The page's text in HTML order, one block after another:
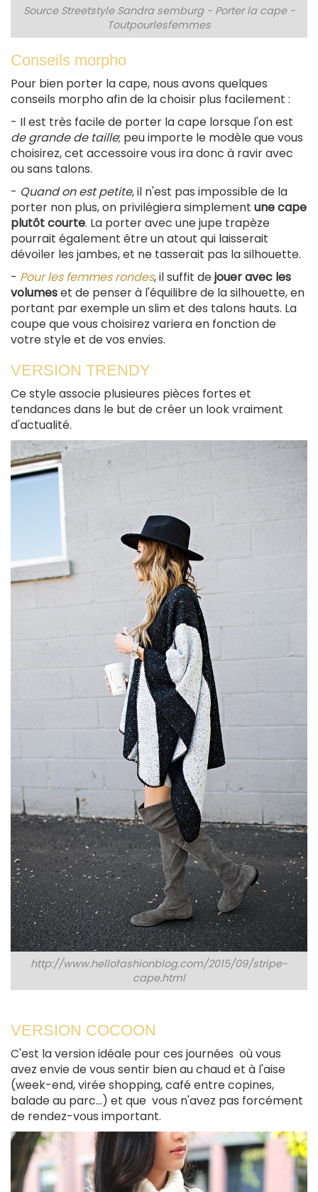
Source Streetstyle Sandra semburg - Porter la cape -
Toutpourlesfemmes
Conseils morpho
Pour bien porter la cape, nous avons quelques
conseils morpho afin de la choisir plus facilement :
- Il est très facile de porter la cape lorsque l'on est
de grande de taille; peu importe le modèle que vous
choisirez, cet accessoire vous ira donc à ravir avec
ou sans talons.
- Quand on est petite, il n'est pas impossible de la
porter non plus, on privilégiera simplement une cape
plutôt courte. La porter avec une jupe trapèze
pourrait également être un atout qui laisserait
dévoiler les jambes, et ne tasserait pas la silhouette.
- Pour les femmes rondes, il suffit dejouer avec les
volumeset de penser à l'équilibre de la silhouette, en
portant par exemple un slim et des talons hauts. La
coupe que vous choisirez variera en fonction de
votre style et de vos envies.
VERSION TRENDY
Ce style associe plusieures pièces fortes et
tendances dans le but de créer un look vraiment
d'actualité.
http://www.hellofashionblog.com/2015/09/stripe-
cape.html
VERSION COCOON
C'est la version idéale pour ces journées où vous
avez envie de vous sentir bien au chaud et à l'aise
(week-end, virée shopping, café entre copines,
balade au parc...) et que vous n'avez pas forcément
de rendez-vous important.